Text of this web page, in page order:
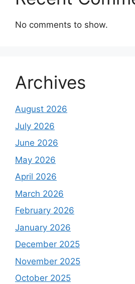
No comments to show.
Archives
August 2026
July 2026
June 2026
May 2026
April 2026
March 2026
February 2026
January 2026
December 2025
November 2025
October 2025